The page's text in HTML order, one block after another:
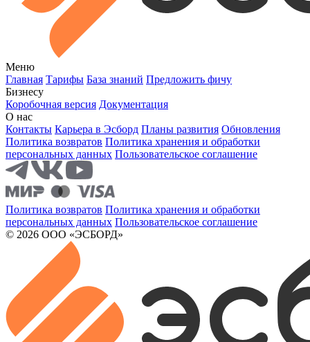
Меню
Главная Тарифы База знаний Предложить фичу
Бизнесу
Коробочная версия Документация
О нас
Контакты Карьера в Эсборд Планы развития Обновления
Политика возвратов Политика хранения и обработки
персональных данных Пользовательское соглашение
Политика возвратов Политика хранения и обработки
персональных данных Пользовательское соглашение
© 2026 ООО «ЭСБОРД»